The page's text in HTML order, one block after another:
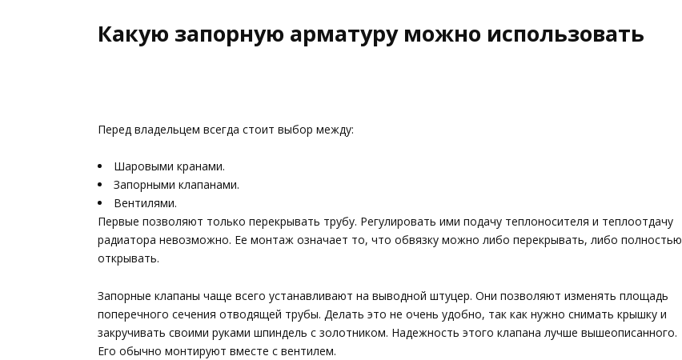
Какую запорную арматуру можно использовать
Перед владельцем всегда стоит выбор между:
Шаровыми кранами.
Запорными клапанами.
Вентилями.
Первые позволяют только перекрывать трубу. Регулировать ими подачу теплоносителя и теплоотдачу
радиатора невозможно. Ее монтаж означает то, что обвязку можно либо перекрывать, либо полностью
открывать.
Запорные клапаны чаще всего устанавливают на выводной штуцер. Они позволяют изменять площадь
поперечного сечения отводящей трубы. Делать это не очень удобно, так как нужно снимать крышку и
закручивать своими руками шпиндель с золотником. Надежность этого клапана лучше вышеописанного.
Его обычно монтируют вместе с вентилем.